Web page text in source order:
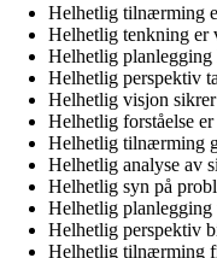
Helhetlig tilnærming
Helhetlig tenkning er
Helhetlig planlegging
Helhetlig perspektiv
Helhetlig visjon
Helhetlig forståelse
Helhetlig tilnærming
Helhetlig analyse av
Helhetlig syn på
Helhetlig planlegging
Helhetlig perspektiv
Helhetlig tilnærming